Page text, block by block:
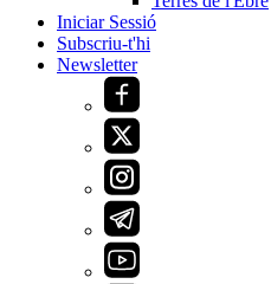
Iniciar Sessió
Subscriu-t'hi
Newsletter